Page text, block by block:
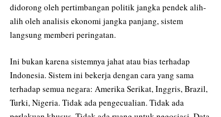
didorong oleh pertimbangan politik jangka pendek alih-
alih oleh analisis ekonomi jangka panjang, sistem
langsung memberi peringatan.
Ini bukan karena sistemnya jahat atau bias terhadap
Indonesia. Sistem ini bekerja dengan cara yang sama
terhadap semua negara: Amerika Serikat, Inggris, Brazil,
Turki, Nigeria. Tidak ada pengecualian. Tidak ada